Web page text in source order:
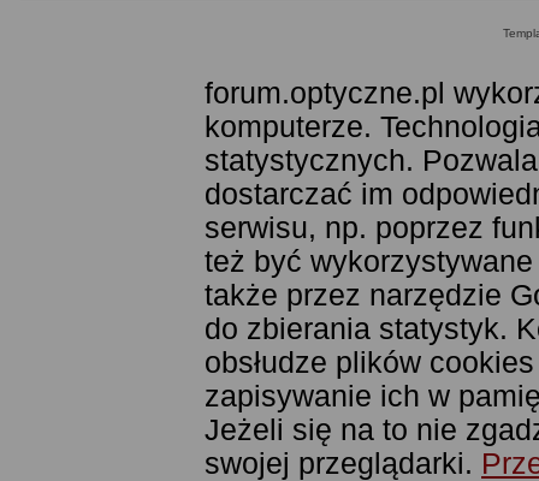
forum.optyczne.pl
komputerze.
statystycznych.
dostarczać im
serwisu, np. poprzez
też być
także przez narzędzie
do zbierania statystyk.
obsłudze plików
zapisywanie ich w
Jeżeli się na to nie
swojej przeglądarki.